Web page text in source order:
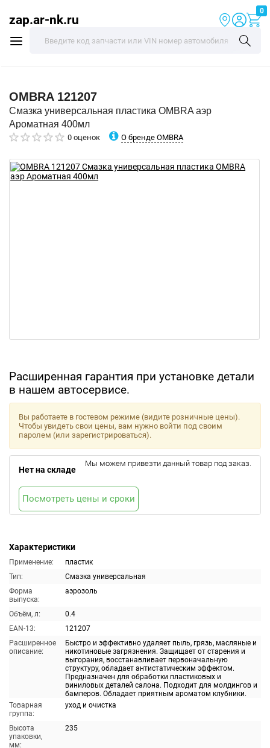
zap.ar-nk.ru
0
OMBRA 121207
Смазка универсальная пластика OMBRA аэр
Ароматная 400мл
0 оценок О бренде OMBRA
Расширенная гарантия при установке детали
в нашем автосервисе.
Характеристики
Применение:
пластик
Тип:
Смазка универсальная
Форма
выпуска:
аэрозоль
Объём, л:
0.4
EAN-13:
121207
Расширенное
описание:
Быстро и эффективно удаляет пыль, грязь, масляные и
никотиновые загрязнения. Защищает от старения и
выгорания, восстанавливает первоначальную
структуру, обладает антистатическим эффектом.
Предназначен для обработки пластиковых и
виниловых деталей салона. Подходит для молдингов и
бамперов. Обладает приятным ароматом клубники.
Товарная
группа:
уход и очистка
Высота
упаковки,
мм:
235
Вы работаете в гостевом режиме (видите розничные цены).
Чтобы увидеть свои цены, вам нужно войти под своим
паролем (или зарегистрироваться).
Нет на складе
Мы можем привезти данный товар под заказ.
Посмотреть цены и сроки